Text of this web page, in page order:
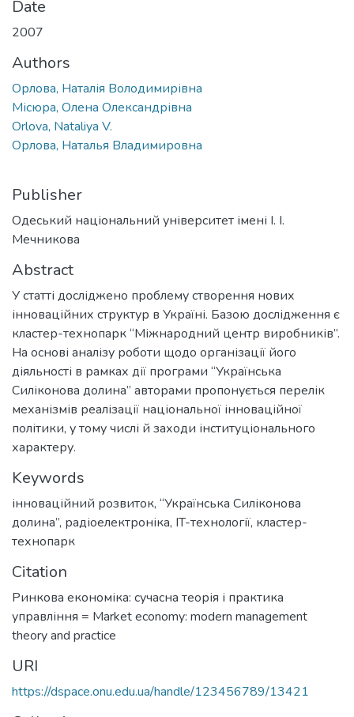
Date
2007
Authors
Орлова, Наталія Володимирівна
Місюра, Олена Олександрівна
Orlova, Nataliya V.
Орлова, Наталья Владимировна
Publisher
Одеський національний університет імені І. І.
Мечникова
Abstract
У статті досліджено проблему створення нових
інноваційних структур в Україні. Базою дослідження є
кластер-технопарк “Міжнародний центр виробників”.
На основі аналізу роботи щодо організації його
діяльності в рамках дії програми “Українська
Силіконова долина” авторами пропонується перелік
механізмів реалізації національної інноваційної
політики, у тому числі й заходи інституціонального
характеру.
Keywords
інноваційний розвиток, “Українська Силіконова
долина”, радіоелектроніка, IT-технології, кластер-
технопарк
Citation
Ринкова економіка: сучасна теорія і практика
управління = Market economy: modern management
theory and practice
URI
https://dspace.onu.edu.ua/handle/123456789/13421